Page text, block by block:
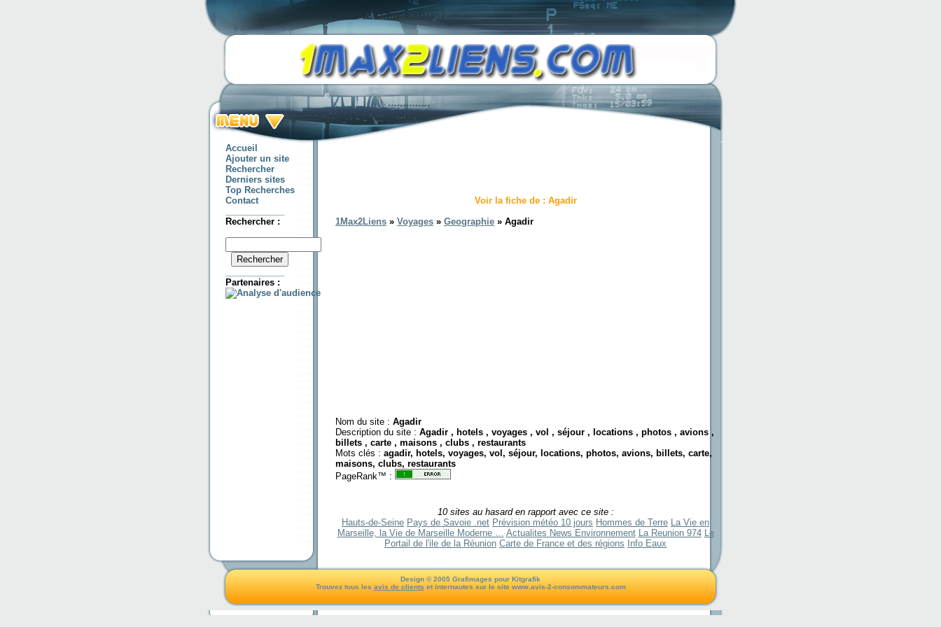
Accueil
Ajouter un site
Rechercher
Derniers sites
Top Recherches
Contact
Rechercher :
Partenaires :
Voir la fiche de : Agadir
1Max2Liens » Voyages » Geographie » Agadir
Nom du site : Agadir
Description du site : Agadir , hotels , voyages , vol , séjour , locations , photos , avions ,
billets , carte , maisons , clubs , restaurants
Mots clés : agadir, hotels, voyages, vol, séjour, locations, photos, avions, billets, carte,
maisons, clubs, restaurants
PageRank™ :
10 sites au hasard en rapport avec ce site :
Hauts-de-Seine Pays de Savoie .net Prévision météo 10 jours Hommes de Terre La Vie en
Marseille, la Vie de Marseille Moderne … Actualites News Environnement La Reunion 974 Le
Portail de l'ile de la Réunion Carte de France et des régions Info Eaux
Design © 2005 Grafimages pour Kitgrafik
Trouvez tous les avis de clients et internautes sur le site www.avis-2-consommateurs.com